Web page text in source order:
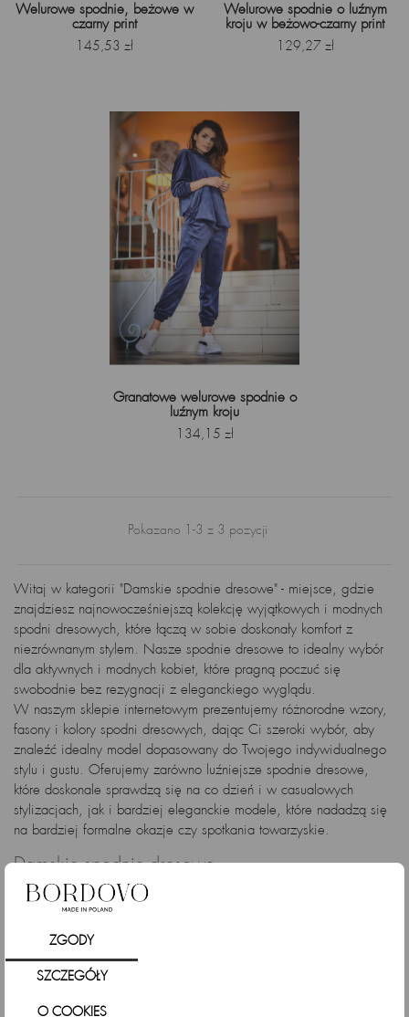
Welurowe spodnie, beżowe w
czarny print
Cena
145,53 zł
Welurowe spodnie o luźnym
kroju w beżowo-czarny print
Cena
129,27 zł
Granatowe welurowe spodnie o
luźnym kroju
Cena
134,15 zł
Pokazano 1-3 z 3 pozycji
Witaj w kategorii "Damskie spodnie dresowe" - miejsce, gdzie
znajdziesz najnowocześniejszą kolekcję wyjątkowych i modnych
spodni dresowych, które łączą w sobie doskonały komfort z
niezrównanym stylem. Nasze spodnie dresowe to idealny wybór
dla aktywnych i modnych kobiet, które pragną poczuć się
swobodnie bez rezygnacji z eleganckiego wyglądu.
W naszym sklepie internetowym prezentujemy różnorodne wzory,
fasony i kolory spodni dresowych, dając Ci szeroki wybór, aby
znaleźć idealny model dopasowany do Twojego indywidualnego
stylu i gustu. Oferujemy zarówno luźniejsze spodnie dresowe,
które doskonale sprawdzą się na co dzień i w casualowych
stylizacjach, jak i bardziej eleganckie modele, które nadadzą się
na bardziej formalne okazje czy spotkania towarzyskie.
Damskie spodnie dresowe
Nasze damskie spodnie dresowe zostały starannie wykonane z
miękkich i przyjemnych w dotyku materiałów, co gwarantuje nie
Elastyczna talia i regulowany ściągacz zapewniają idealne
dopasowanie do Twojej sylwetki, a jednocześnie pozwalają na
swobodę ruchu. Spodnie dresowe to nie tylko element codziennej
garderoby, ale także symbol nowoczesnej mody i wyjątkowej
ZGODY
SZCZEGÓŁY
O COOKIES